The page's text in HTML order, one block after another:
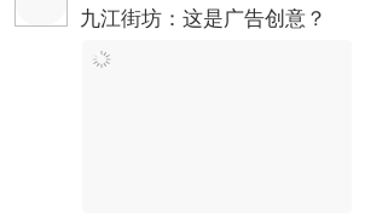
九江街坊：这是广告创意？